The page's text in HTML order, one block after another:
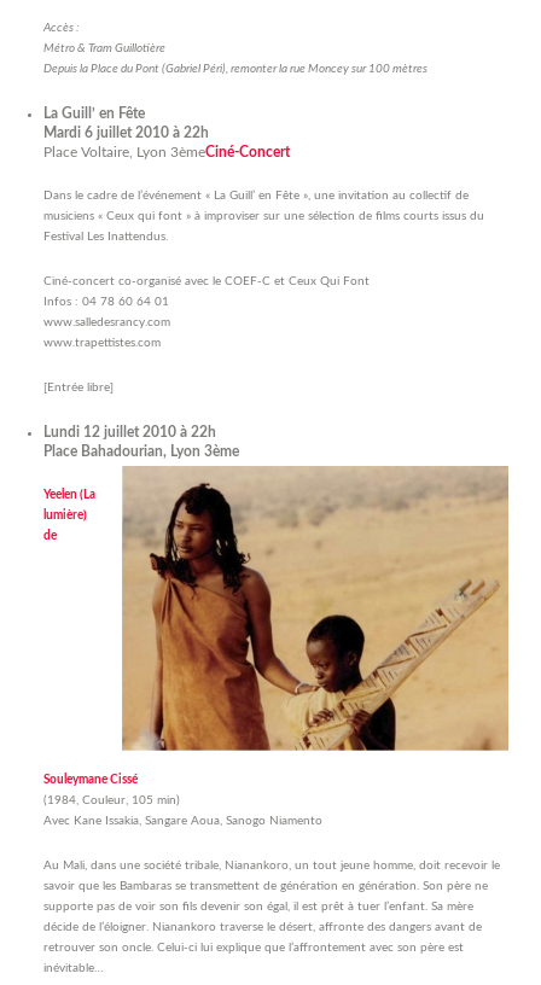
Accès :
Métro & Tram Guillotière
Depuis la Place du Pont (Gabriel Péri), remonter la rue Moncey sur 100 mètres
La Guill’ en Fête
Mardi 6 juillet 2010 à 22h
Place Voltaire, Lyon 3èmeCiné-Concert
Dans le cadre de l’événement « La Guill’ en Fête », une invitation au collectif de
musiciens « Ceux qui font » à improviser sur une sélection de films courts issus du
Festival Les Inattendus.
Ciné-concert co-organisé avec le COEF-C et Ceux Qui Font
Infos : 04 78 60 64 01
www.salledesrancy.com
www.trapettistes.com
[Entrée libre]
Lundi 12 juillet 2010 à 22h
Place Bahadourian, Lyon 3ème
Yeelen (La
lumière)
de
Souleymane Cissé
(1984, Couleur, 105 min)
Avec Kane Issakia, Sangare Aoua, Sanogo Niamento
Au Mali, dans une société tribale, Nianankoro, un tout jeune homme, doit recevoir le
savoir que les Bambaras se transmettent de génération en génération. Son père ne
supporte pas de voir son fils devenir son égal, il est prêt à tuer l’enfant. Sa mère
décide de l’éloigner. Nianankoro traverse le désert, affronte des dangers avant de
retrouver son oncle. Celui-ci lui explique que l’affrontement avec son père est
inévitable…